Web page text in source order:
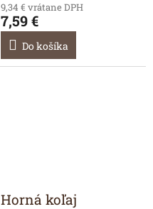
9,34 € vrátane DPH
7,59 €
Do košíka
Horná koľaj